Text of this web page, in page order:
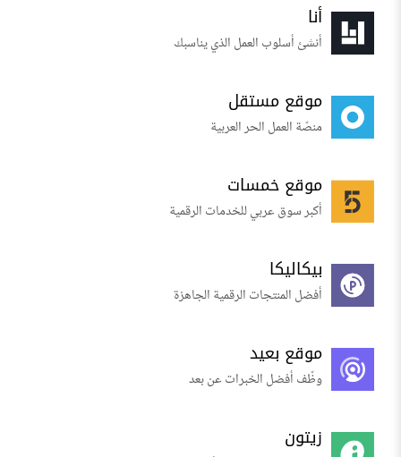
أنا
أنشئ أسلوب العمل الذي يناسبك
موقع مستقل
منصّة العمل الحر العربية
موقع خمسات
أكبر سوق عربي للخدمات الرقمية
بيكاليكا
أفضل المنتجات الرقمية الجاهزة
موقع بعيد
وظّف أفضل الخبرات عن بعد
زيتون